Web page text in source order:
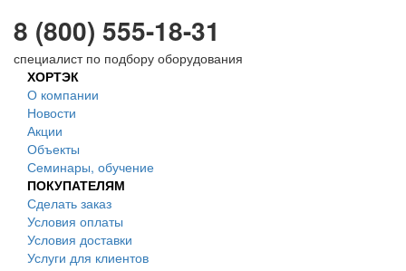
8 (800) 555-18-31
специалист по подбору оборудования
ХОРТЭК
О компании
Новости
Акции
Объекты
Семинары, обучение
ПОКУПАТЕЛЯМ
Сделать заказ
Условия оплаты
Условия доставки
Услуги для клиентов